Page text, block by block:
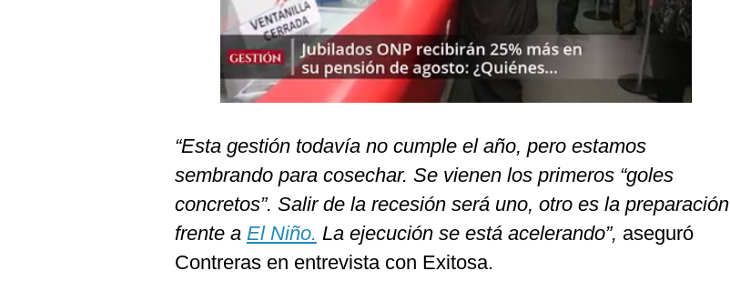
“Esta gestión todavía no cumple el año, pero estamos
sembrando para cosechar. Se vienen los primeros “goles
concretos”. Salir de la recesión será uno, otro es la preparación
frente a El Niño. La ejecución se está acelerando”, aseguró
Contreras en entrevista con Exitosa.